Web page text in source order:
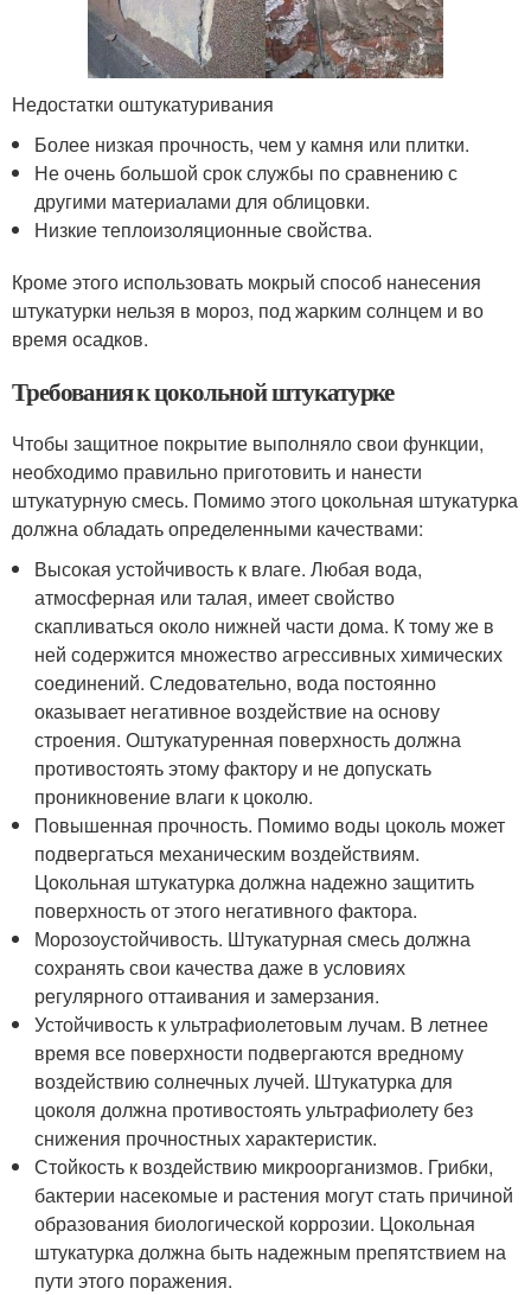
Недостатки оштукатуривания
Более низкая прочность, чем у камня или плитки.
Не очень большой срок службы по сравнению с
другими материалами для облицовки.
Низкие теплоизоляционные свойства.
Кроме этого использовать мокрый способ нанесения
штукатурки нельзя в мороз, под жарким солнцем и во
время осадков.
Требования к цокольной штукатурке
Чтобы защитное покрытие выполняло свои функции,
необходимо правильно приготовить и нанести
штукатурную смесь. Помимо этого цокольная штукатурка
должна обладать определенными качествами:
Высокая устойчивость к влаге. Любая вода,
атмосферная или талая, имеет свойство
скапливаться около нижней части дома. К тому же в
ней содержится множество агрессивных химических
соединений. Следовательно, вода постоянно
оказывает негативное воздействие на основу
строения. Оштукатуренная поверхность должна
противостоять этому фактору и не допускать
проникновение влаги к цоколю.
Повышенная прочность. Помимо воды цоколь может
подвергаться механическим воздействиям.
Цокольная штукатурка должна надежно защитить
поверхность от этого негативного фактора.
Морозоустойчивость. Штукатурная смесь должна
сохранять свои качества даже в условиях
регулярного оттаивания и замерзания.
Устойчивость к ультрафиолетовым лучам. В летнее
время все поверхности подвергаются вредному
воздействию солнечных лучей. Штукатурка для
цоколя должна противостоять ультрафиолету без
снижения прочностных характеристик.
Стойкость к воздействию микроорганизмов. Грибки,
бактерии насекомые и растения могут стать причиной
образования биологической коррозии. Цокольная
штукатурка должна быть надежным препятствием на
пути этого поражения.